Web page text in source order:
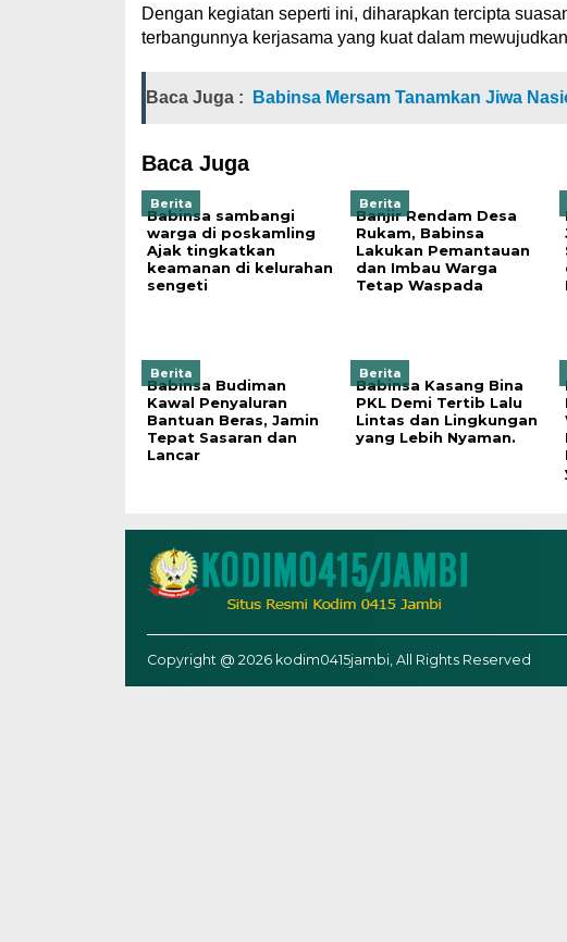
Dengan kegiatan seperti ini, diharapkan tercipta
terbangunnya kerjasama yang kuat dalam
Baca Juga : Babinsa Mersam Tanamkan Jiwa
Baca Juga
Berita
Babinsa sambangi
warga di poskamling
Ajak tingkatkan
keamanan di kelurahan
sengeti
Berita
Banjir Rendam Desa
Rukam, Babinsa
Lakukan Pemantauan
dan Imbau Warga
Tetap Waspada
Berita
Babinsa Budiman
Kawal Penyaluran
Bantuan Beras, Jamin
Tepat Sasaran dan
Lancar
Berita
Babinsa Kasang Bina
PKL Demi Tertib Lalu
Lintas dan Lingkungan
yang Lebih Nyaman.
Copyright @ 2026 kodim0415jambi, All Rights Reserved